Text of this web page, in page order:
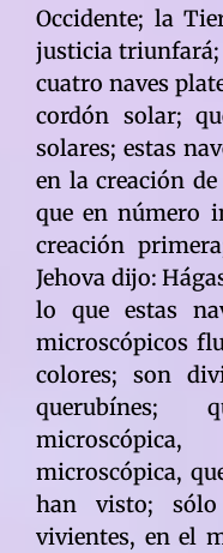
Occidente; la
justicia triunfará;
cuatro naves
cordón solar;
solares; estas
en la creación
que en número
creación
Jehova dijo:
lo que estas
microscópicos
colores; son
querubínes;
microscópica,
han visto;
vivientes, en el